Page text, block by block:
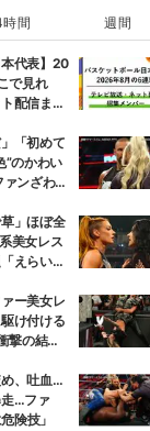
間 週間
本代表】20
で見れ
配信まと
「初めて
”のかわい
ンざわめ
」ほぼ全
美女レス
えらいセ
ー美女レ
け付ける
撃の結末
め、吐血…
走…ファ
険技」